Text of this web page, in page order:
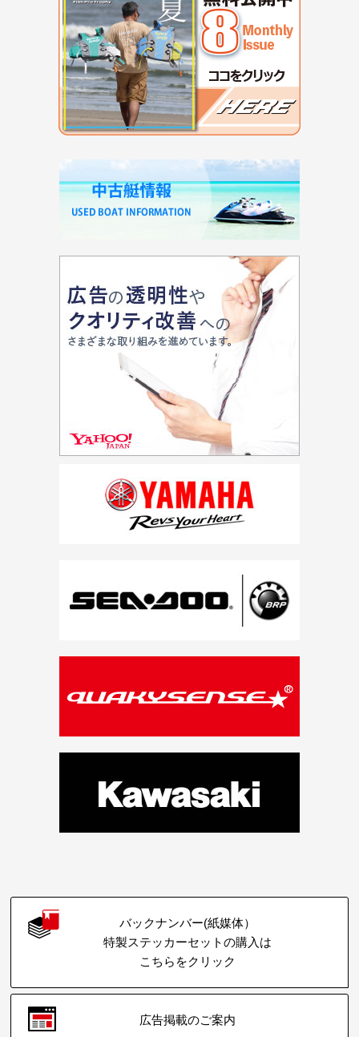
バックナンバー(紙媒体）
特製ステッカーセットの購入は
こちらをクリック
広告掲載のご案内